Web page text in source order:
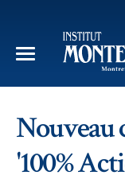
COURS D'ÉTÉ
Nouveau
'100%